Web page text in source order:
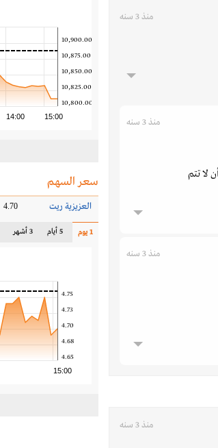
منذ 3 سنه
منذ 3 سنه
لا تتم
منذ 3 سنه
منذ 3 سنه
14:00 15:00
10,800.00
10,825.00
10,850.00
10,875.00
10,900.00
سعر السهم
العزيزية ريت 4.70
1 يوم 5 أيام 3 أشهر
15:00
4.65
4.68
4.70
4.73
4.75